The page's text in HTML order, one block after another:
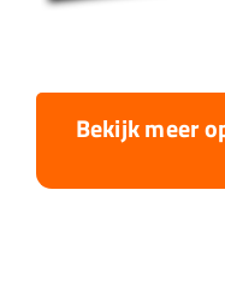
Bekijk meer